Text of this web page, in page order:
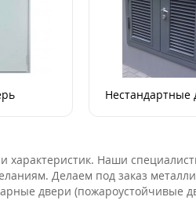
Нестандартные
характеристик. Наши
Делаем под заказ
двери (пожароустойчивые